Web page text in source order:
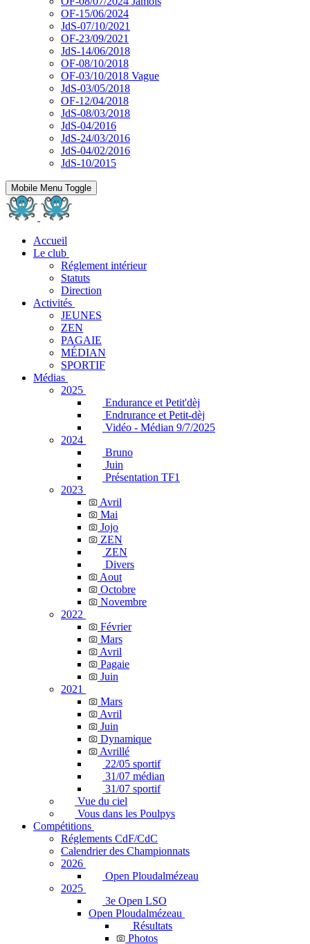
OF-15/06/2024
JdS-07/10/2021
OF-23/09/2021
JdS-14/06/2018
OF-08/10/2018
OF-03/10/2018 Vague
JdS-03/05/2018
OF-12/04/2018
JdS-08/03/2018
JdS-04/2016
JdS-24/03/2016
JdS-04/02/2016
JdS-10/2015
Mobile Menu Toggle
Accueil
Le club
Réglement intérieur
Statuts
Direction
Activités
JEUNES
ZEN
PAGAIE
MÉDIAN
SPORTIF
Médias
2025
Endurance et Petit'dèj
Endrurance et Petit-dèj
Vidéo - Médian 9/7/2025
2024
Bruno
Juin
Présentation TF1
2023
Avril
Mai
Jojo
ZEN
ZEN
Divers
Aout
Octobre
Novembre
2022
Février
Mars
Avril
Pagaie
Juin
2021
Mars
Avril
Juin
Dynamique
Avrillé
22/05 sportif
31/07 médian
31/07 sportif
Vue du ciel
Vous dans les Poulpys
Compétitions
Réglements CdF/CdC
Calendrier des Championnats
2026
Open Ploudalmézeau
2025
3e Open LSO
Open Ploudalmézeau
Résultats
Photos